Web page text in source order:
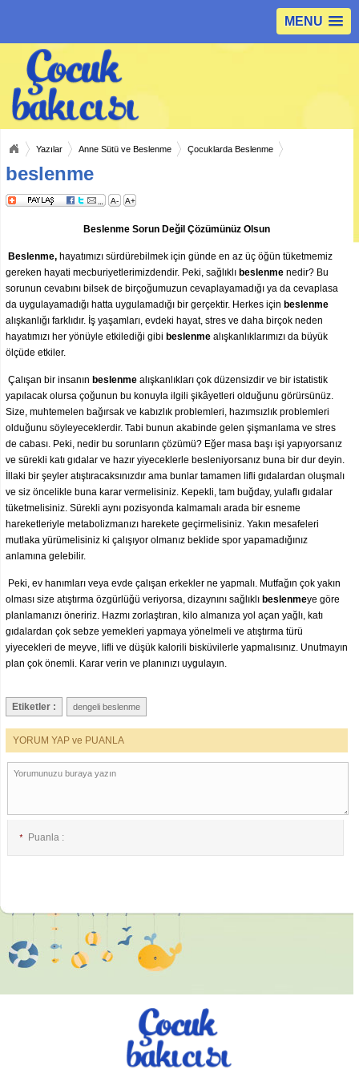
MENU
Yazılar Anne Sütü ve Beslenme Çocuklarda Beslenme
beslenme
A- A+
Beslenme Sorun Değil Çözümünüz Olsun
Beslenme, hayatımızı sürdürebilmek için günde en az üç öğün tüketmemiz
gereken hayati mecburiyetlerimizdendir. Peki, sağlıklı beslenme nedir? Bu
sorunun cevabını bilsek de birçoğumuzun cevaplayamadığı ya da cevaplasa
da uygulayamadığı hatta uygulamadığı bir gerçektir. Herkes için beslenme
alışkanlığı farklıdır. İş yaşamları, evdeki hayat, stres ve daha birçok neden
hayatımızı her yönüyle etkilediği gibi beslenme alışkanlıklarımızı da büyük
ölçüde etkiler.
Çalışan bir insanın beslenme alışkanlıkları çok düzensizdir ve bir istatistik
yapılacak olursa çoğunun bu konuyla ilgili şikâyetleri olduğunu görürsünüz.
Size, muhtemelen bağırsak ve kabızlık problemleri, hazımsızlık problemleri
olduğunu söyleyeceklerdir. Tabi bunun akabinde gelen şişmanlama ve stres
de cabası. Peki, nedir bu sorunların çözümü? Eğer masa başı işi yapıyorsanız
ve sürekli katı gıdalar ve hazır yiyeceklerle besleniyorsanız buna bir dur deyin.
İllaki bir şeyler atıştıracaksınızdır ama bunlar tamamen lifli gıdalardan oluşmalı
ve siz öncelikle buna karar vermelisiniz. Kepekli, tam buğday, yulaflı gıdalar
tüketmelisiniz. Sürekli aynı pozisyonda kalmamalı arada bir esneme
hareketleriyle metabolizmanızı harekete geçirmelisiniz. Yakın mesafeleri
mutlaka yürümelisiniz ki çalışıyor olmanız beklide spor yapamadığınız
anlamına gelebilir.
Peki, ev hanımları veya evde çalışan erkekler ne yapmalı. Mutfağın çok yakın
olması size atıştırma özgürlüğü veriyorsa, dizaynını sağlıklı beslenmeye göre
planlamanızı öneririz. Hazmı zorlaştıran, kilo almanıza yol açan yağlı, katı
gıdalardan çok sebze yemekleri yapmaya yönelmeli ve atıştırma türü
yiyecekleri de meyve, lifli ve düşük kalorili bisküvilerle yapmalısınız. Unutmayın
plan çok önemli. Karar verin ve planınızı uygulayın.
Etiketler : dengeli beslenme
YORUM YAP ve PUANLA
* Puanla :
İsim :